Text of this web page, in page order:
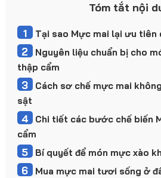
Tóm tắt nội
1 Tại sao Mực mai lại ưu tiên
2 Nguyên liệu chuẩn bị cho
thập cẩm
3 Cách sơ chế mực mai
sật
4 Chi tiết các bước chế biến
cẩm
5 Bí quyết để món mực xào
6 Mua mực mai tươi sống ở